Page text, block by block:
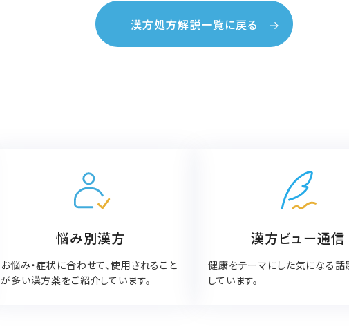
漢方処方解説一覧に戻る
悩み別漢方
お悩み・症状に合わせて、使用されること
が多い漢方薬をご紹介しています。
漢方ビュー通信
健康をテーマにした気になる
しています。